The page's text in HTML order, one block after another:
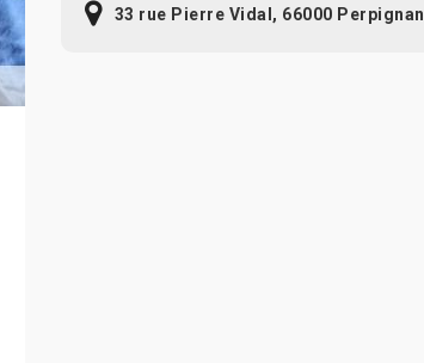
33 rue Pierre Vidal, 66000 Perpignan